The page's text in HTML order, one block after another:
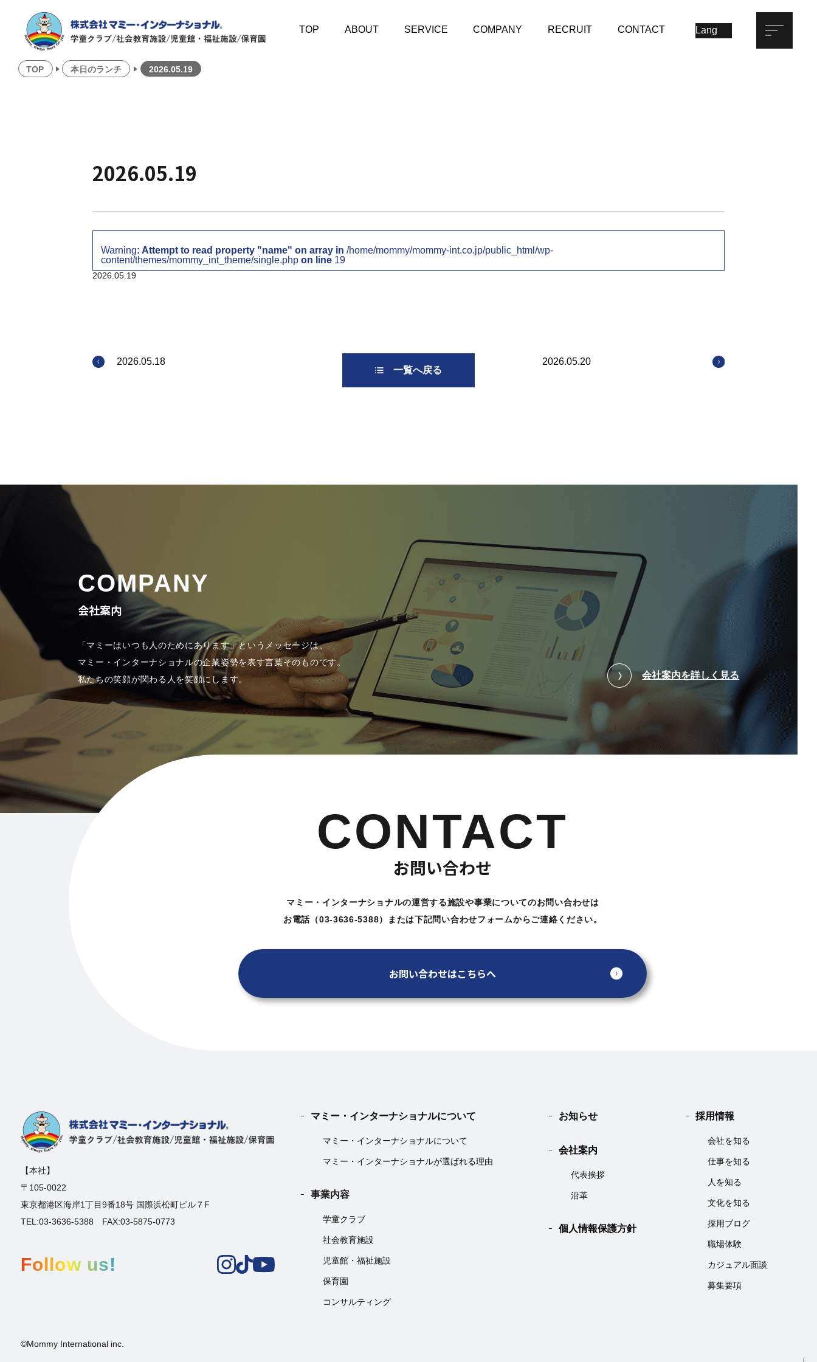
TOP ABOUT SERVICE COMPANY RECRUIT CONTACT
TOP 本日のランチ 2026.05.19
2026.05.19
Warning: Attempt to read property "name" on array in /home/mommy/mommy-int.co.jp/public_html/wp-
content/themes/mommy_int_theme/single.php on line 19
2026.05.19
2026.05.18
一覧へ戻る
2026.05.20
COMPANY
会社案内
「マミーはいつも人のためにあります」というメッセージは、
マミー・インターナショナルの企業姿勢を表す言葉そのものです。
私たちの笑顔が関わる人を笑顔にします。
会社案内を詳しく見る
CONTACT
お問い合わせ
マミー・インターナショナルの運営する施設や事業についてのお問い合わせは
お電話（03-3636-5388）または下記問い合わせフォームからご連絡ください。
お問い合わせはこちらへ
【本社】
〒105-0022
東京都港区海岸1丁目9番18号 国際浜松町ビル７F
TEL:03-3636-5388 FAX:03-5875-0773
Follow us!
マミー・インターナショナルについて
マミー・インターナショナルについて
マミー・インターナショナルが選ばれる理由
事業内容
学童クラブ
社会教育施設
児童館・福祉施設
保育園
コンサルティング
お知らせ
会社案内
代表挨拶
沿革
個人情報保護方針
採用情報
会社を知る
仕事を知る
人を知る
文化を知る
採用ブログ
職場体験
カジュアル面談
募集要項
©Mommy International inc.